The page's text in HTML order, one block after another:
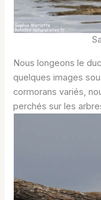
Nous longeons le
quelques images
cormorans variés,
perchés sur les